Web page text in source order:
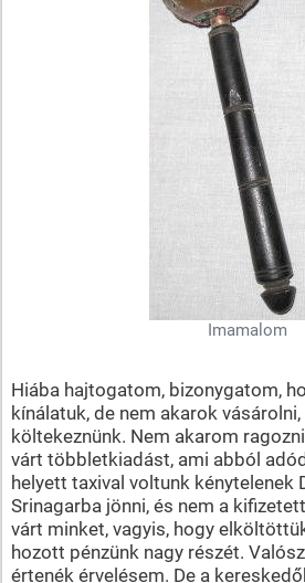
Imamalom
Hiába hajtogatom, bizonygatom,
kínálatuk, de nem akarok
költekeznünk. Nem akarom
várt többletkiadást, ami abból
helyett taxival voltunk kénytelenek
Srinagarba jönni, és nem a
várt minket, vagyis, hogy
hozott pénzünk nagy részét.
értenék érvelésem. De a